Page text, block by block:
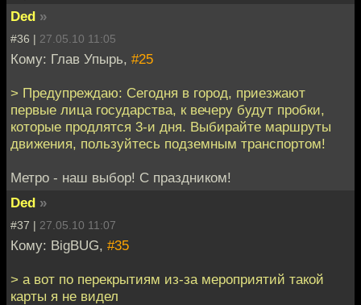
Ded »
#36 | 27.05.10 11:05
Кому: Глав Упырь, #25
> Предупреждаю: Сегодня в город, приезжают
первые лица государства, к вечеру будут пробки,
которые продлятся 3-и дня. Выбирайте маршруты
движения, пользуйтесь подземным транспортом!
Метро - наш выбор! С праздником!
Ded »
#37 | 27.05.10 11:07
Кому: BigBUG, #35
> а вот по перекрытиям из-за мероприятий такой
карты я не видел